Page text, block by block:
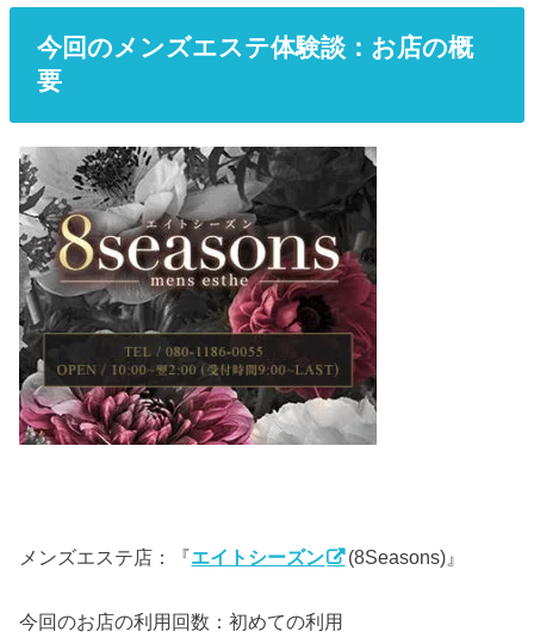
今回のメンズエステ体験談：お店の概
要
メンズエステ店：『エイトシーズン (8Seasons)』
今回のお店の利用回数：初めての利用